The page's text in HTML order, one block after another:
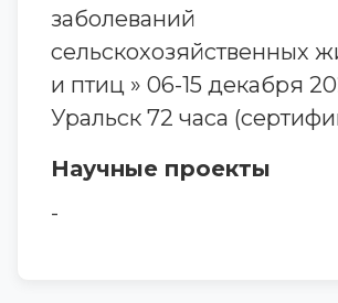
заболеваний
сельскохозяйственных
и птиц » 06-15 декабря
Уральск 72 часа
Научные проекты
-